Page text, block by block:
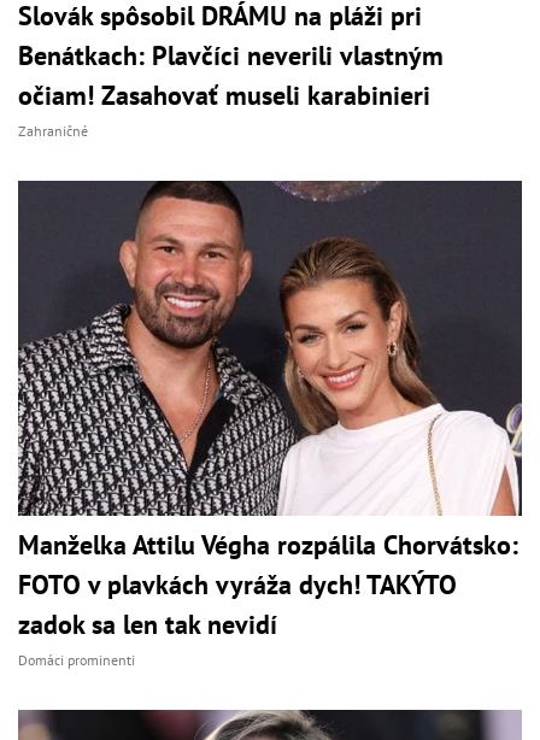
Slovák spôsobil DRÁMU na pláži pri
Benátkach: Plavčíci neverili vlastným
očiam! Zasahovať museli karabinieri
Zahraničné
Manželka Attilu Végha rozpálila Chorvátsko:
FOTO v plavkách vyráža dych! TAKÝTO
zadok sa len tak nevidí
Domáci prominenti